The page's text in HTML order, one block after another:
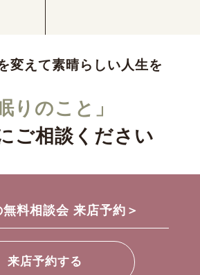
変えて素晴らしい人生を
りのこと」
ご相談ください
無料相談会 来店予約＞
来店予約する